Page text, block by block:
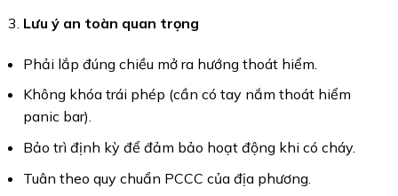
Lưu ý an toàn quan trọng
Phải lắp đúng chiều mở ra hướng thoát hiểm.
Không khóa trái phép (cần có tay nắm thoát hiểm
panic bar).
Bảo trì định kỳ để đảm bảo hoạt động khi có cháy.
Tuân theo quy chuẩn PCCC của địa phương.